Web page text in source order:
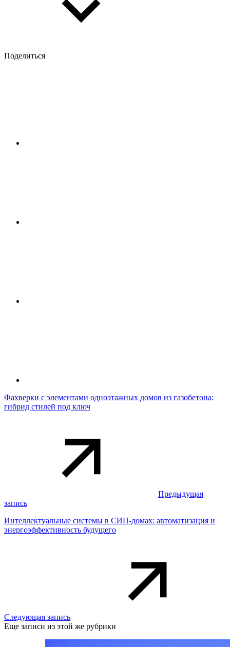
Поделиться
Фахверки с элементами одноэтажных домов из газобетона:
гибрид стилей под ключ
Предыдущая
запись
Интеллектуальные системы в СИП-домах: автоматизация и
энергоэффективность будущего
Следующая запись
Еще записи из этой же рубрики